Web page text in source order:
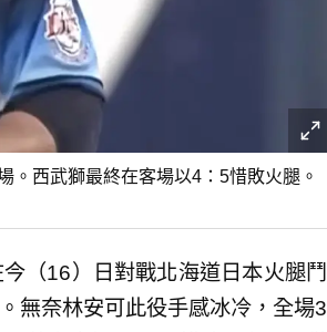
西武獅最終在客場以4：5惜敗火腿。
（16）日對戰北海道日本火腿鬥
無奈林安可此役手感冰冷，全場3